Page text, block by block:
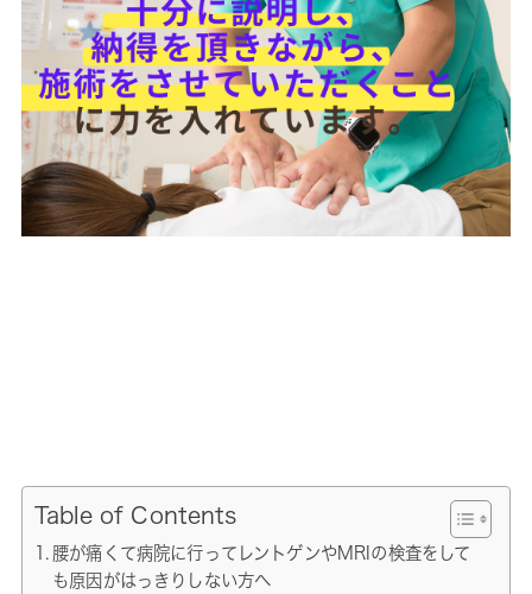
Table of Contents
腰が痛くて病院に行ってレントゲンやMRIの検査をして
も原因がはっきりしない方へ